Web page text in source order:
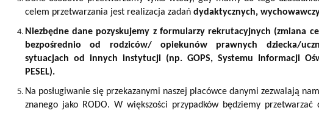
celem przetwarzania jest realizacja zadań dydaktycznych,
Niezbędne dane pozyskujemy z formularzy rekrutacyjnych (zmiana
bezpośrednio od rodziców/ opiekunów prawnych dziecka/
sytuacjach od innych instytucji (np. GOPS, Systemu Informacji
PESEL).
Na posługiwanie się przekazanymi naszej placówce danymi zezwalają
znanego jako RODO. W większości przypadków będziemy przetwarzać